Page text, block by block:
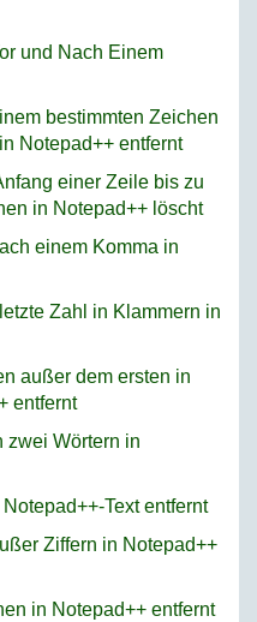
und Nach Einem
bestimmten Zeichen
Notepad++ entfernt
einer Zeile bis zu
in Notepad++ löscht
einem Komma in
Zahl in Klammern in
außer dem ersten in
entfernt
zwei Wörtern in
Text entfernt
Ziffern in Notepad++
in Notepad++ entfernt